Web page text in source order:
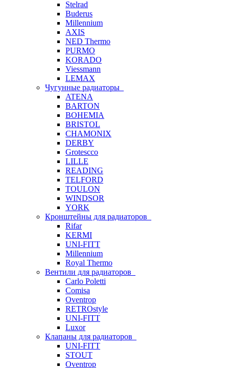
Stelrad
Buderus
Millennium
AXIS
NED Thermo
PURMO
KORADO
Viessmann
LEMAX
Чугунные радиаторы
ATENA
BARTON
BOHEMIA
BRISTOL
CHAMONIX
DERBY
Grotescco
LILLE
READING
TELFORD
TOULON
WINDSOR
YORK
Кронштейны для радиаторов
Rifar
KERMI
UNI-FITT
Millennium
Royal Thermo
Вентили для радиаторов
Carlo Poletti
Comisa
Oventrop
RETROstyle
UNI-FITT
Luxor
Клапаны для радиаторов
UNI-FITT
STOUT
Oventrop